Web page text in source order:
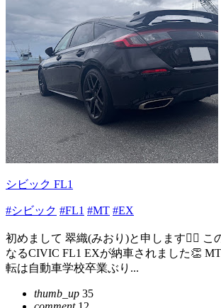
シビック FL1
#シビック #FL1 #MT #EX
初めまして 翠織(みおり)と申します🙇‍♀️ こ
なるCIVIC FL1 EXが納車されました👏
転は自動車学校卒業ぶり...
thumb_up 35